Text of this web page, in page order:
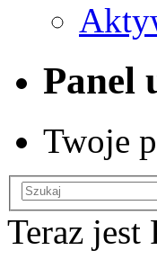
Panel
Twoje
Teraz jest